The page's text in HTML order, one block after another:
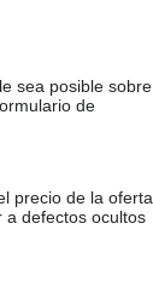
sea posible sobre
de
precio de la oferta
a defectos ocultos